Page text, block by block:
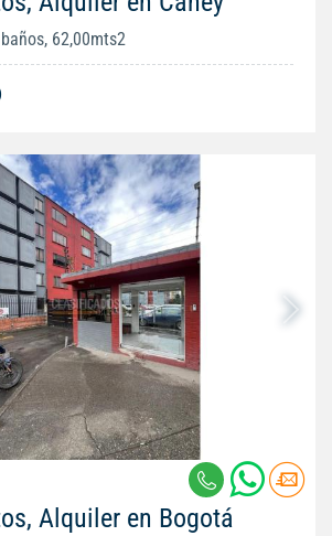
62,00mts2
Alquiler en Bogotá